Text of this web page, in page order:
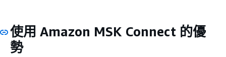
使用 Amazon MSK Connect 的優
勢